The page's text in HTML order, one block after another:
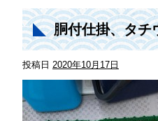
胴付仕掛、タ
州こうしん丸
投稿日 2020年10月17日